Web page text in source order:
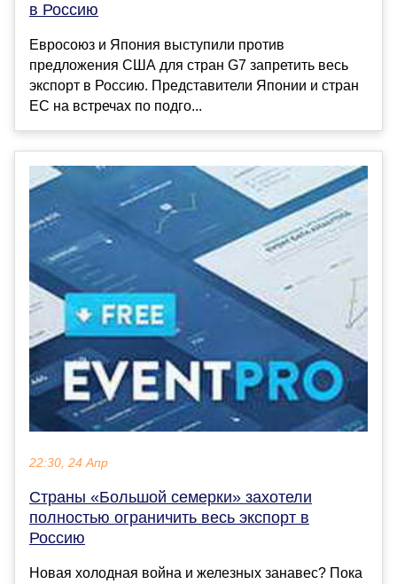
в Россию
Евросоюз и Япония выступили против
предложения США для стран G7 запретить весь
экспорт в Россию. Представители Японии и стран
ЕС на встречах по подго...
22:30, 24 Апр
Страны «Большой семерки» захотели
полностью ограничить весь экспорт в
Россию
Новая холодная война и железных занавес? Пока